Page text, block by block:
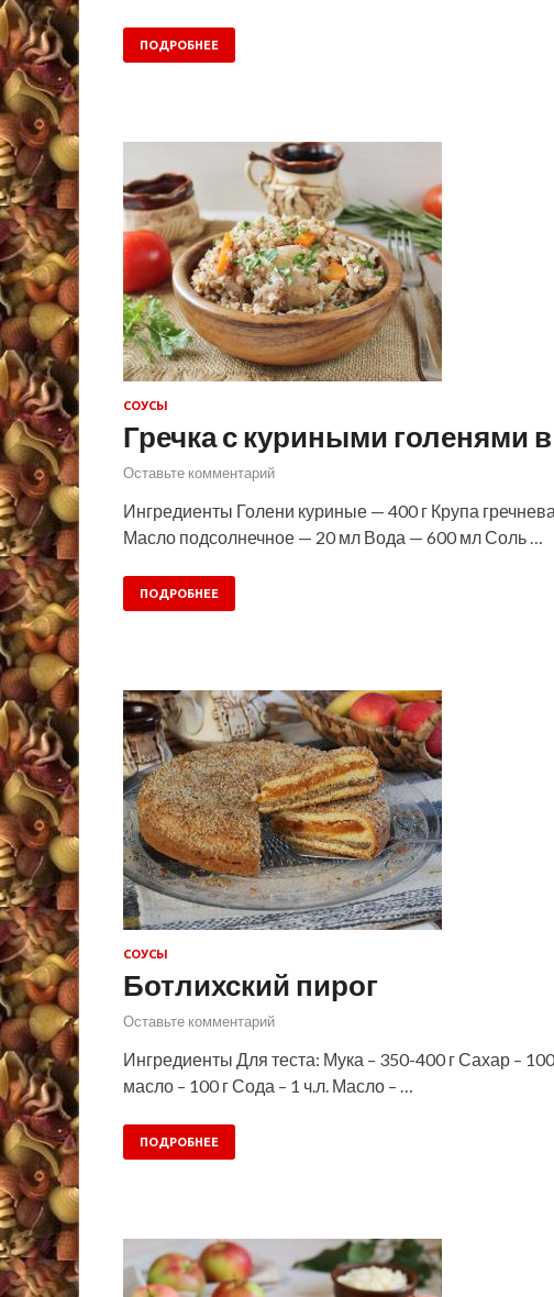
ПОДРОБНЕЕ
СОУСЫ
Гречка с куриными голенями
Оставьте комментарий
Ингредиенты Голени куриные — 400 г Крупа
Масло подсолнечное — 20 мл Вода — 600 мл Соль …
ПОДРОБНЕЕ
СОУСЫ
Ботлихский пирог
Оставьте комментарий
Ингредиенты Для теста: Мука – 350-400 г Сахар –
масло – 100 г Сода – 1 ч.л. Масло – …
ПОДРОБНЕЕ